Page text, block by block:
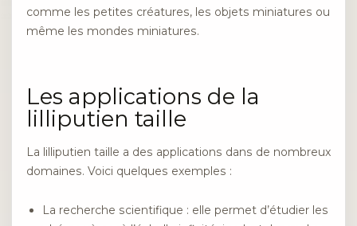
comme les petites créatures, les objets miniatures ou
même les mondes miniatures.
Les applications de la
lilliputien taille
La lilliputien taille a des applications dans de nombreux
domaines. Voici quelques exemples :
La recherche scientifique : elle permet d’étudier les